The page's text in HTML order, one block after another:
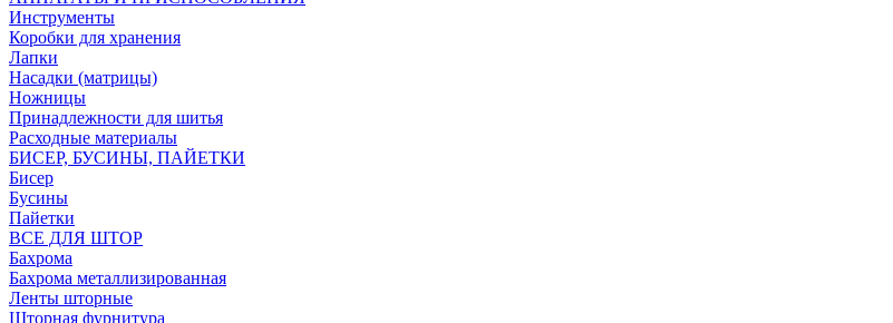
Инструменты
Коробки для хранения
Лапки
Насадки (матрицы)
Ножницы
Принадлежности для шитья
Расходные материалы
БИСЕР, БУСИНЫ, ПАЙЕТКИ
Бисер
Бусины
Пайетки
ВСЕ ДЛЯ ШТОР
Бахрома
Бахрома металлизированная
Ленты шторные
Шторная фурнитура